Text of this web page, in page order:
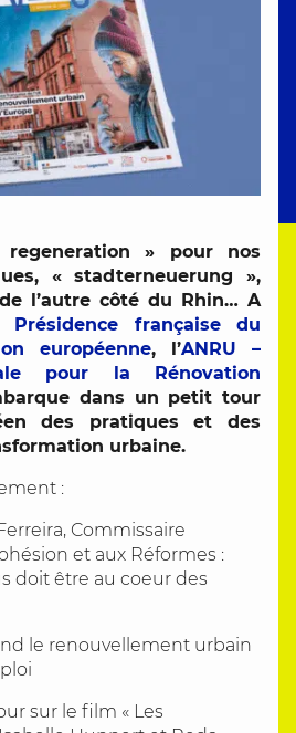
» pour nos
« stadterneuerung »,
l’autre côté du Rhin… A
Présidence française du
européenne, l’ANRU –
pour la Rénovation
dans un petit tour
des pratiques et des
urbaine.
:
Commissaire
et aux Réformes :
doit être au coeur des
le renouvellement urbain
sur le film « Les